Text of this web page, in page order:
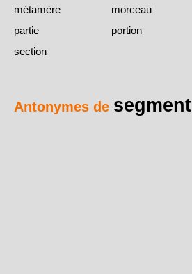
métamère
morceau
partie
portion
section
Antonymes de segment